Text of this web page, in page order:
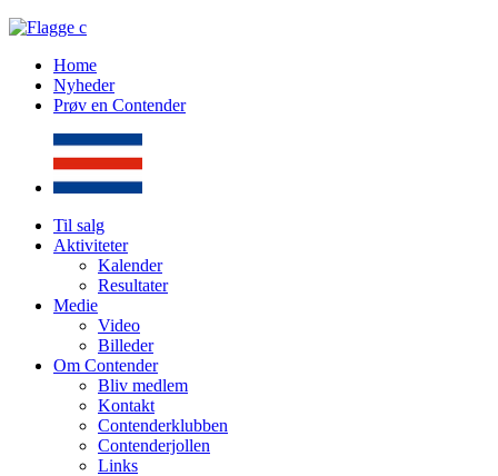
Home
Nyheder
Prøv en Contender
Til salg
Aktiviteter
Kalender
Resultater
Medie
Video
Billeder
Om Contender
Bliv medlem
Kontakt
Contenderklubben
Contenderjollen
Links